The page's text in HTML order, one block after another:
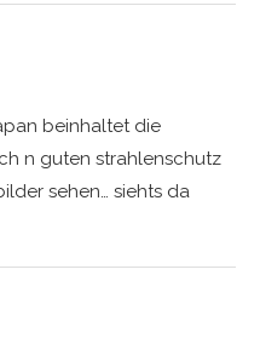
beinhaltet die
n guten strahlenschutz
sehen… siehts da